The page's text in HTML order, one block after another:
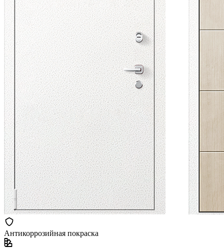
Антикоррозийная покраска